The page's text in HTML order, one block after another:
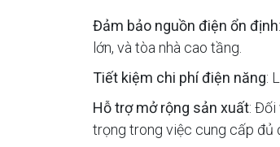
Đảm bảo nguồn điện ổn định
lớn, và tòa nhà cao tầng.
Tiết kiệm chi phí điện năng:
Hỗ trợ mở rộng sản xuất: Đối
trọng trong việc cung cấp đủ